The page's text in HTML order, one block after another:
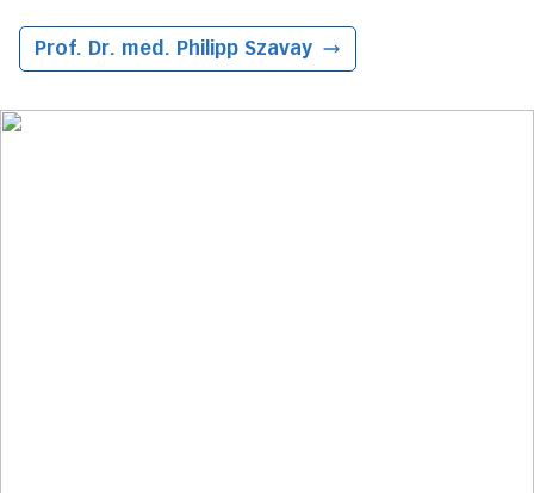
Prof. Dr. med. Philipp Szavay